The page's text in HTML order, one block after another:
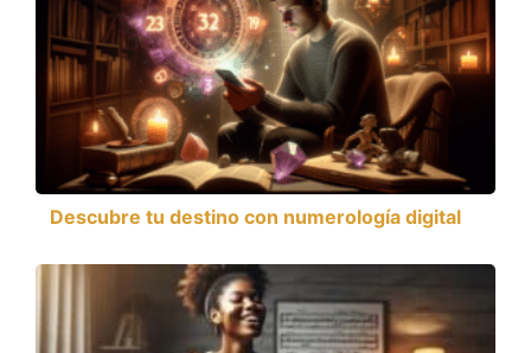
Descubre tu destino con numerología digital